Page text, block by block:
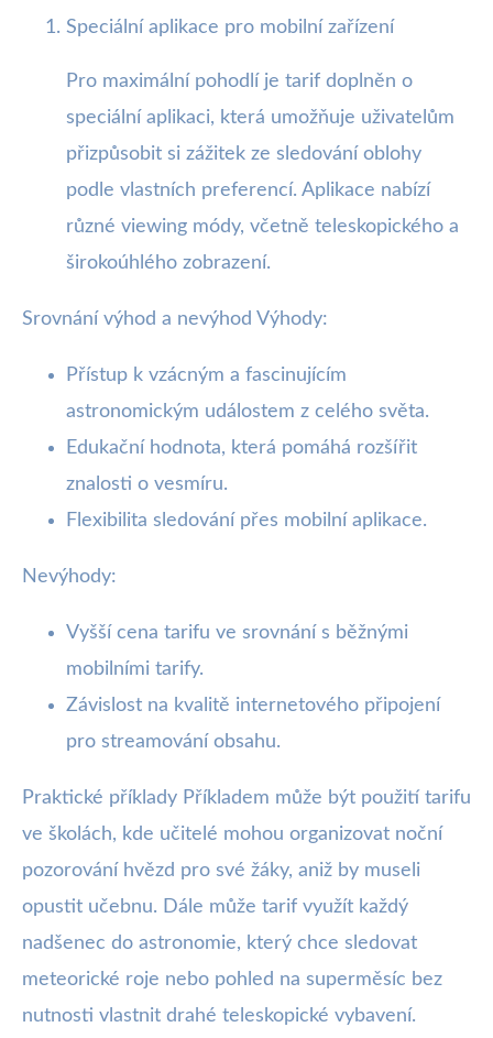
Speciální aplikace pro mobilní zařízení
Pro maximální pohodlí je tarif doplněn o
speciální aplikaci, která umožňuje uživatelům
přizpůsobit si zážitek ze sledování oblohy
podle vlastních preferencí. Aplikace nabízí
různé viewing módy, včetně teleskopického a
širokoúhlého zobrazení.
Srovnání výhod a nevýhod Výhody:
Přístup k vzácným a fascinujícím
astronomickým událostem z celého světa.
Edukační hodnota, která pomáhá rozšířit
znalosti o vesmíru.
Flexibilita sledování přes mobilní aplikace.
Nevýhody:
Vyšší cena tarifu ve srovnání s běžnými
mobilními tarify.
Závislost na kvalitě internetového připojení
pro streamování obsahu.
Praktické příklady Příkladem může být použití tarifu
ve školách, kde učitelé mohou organizovat noční
pozorování hvězd pro své žáky, aniž by museli
opustit učebnu. Dále může tarif využít každý
nadšenec do astronomie, který chce sledovat
meteorické roje nebo pohled na superměsíc bez
nutnosti vlastnit drahé teleskopické vybavení.